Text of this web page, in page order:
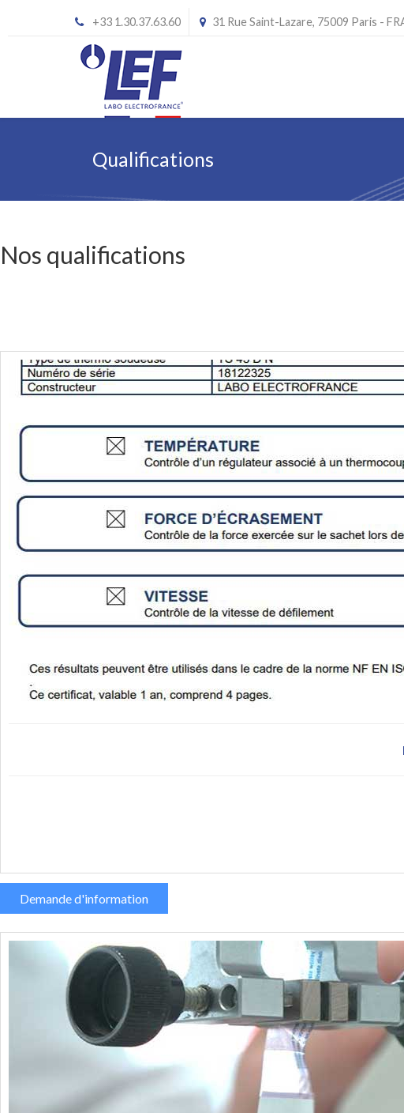
+33 1.30.37.63.60 31 Rue Saint-Lazare, 75009 Paris -
Qualifications
Nos qualifications
Demande d'information